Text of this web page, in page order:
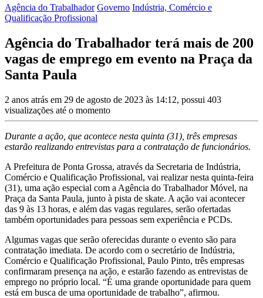
Agência do Trabalhador Governo Indústria, Comércio e
Qualificação Profissional
Agência do Trabalhador terá mais de 200
vagas de emprego em evento na Praça da
Santa Paula
2 anos atrás em 29 de agosto de 2023 às 14:12, possui 403
visualizações até o momento
Durante a ação, que acontece nesta quinta (31), três empresas
estarão realizando entrevistas para a contratação de funcionários.
A Prefeitura de Ponta Grossa, através da Secretaria de Indústria,
Comércio e Qualificação Profissional, vai realizar nesta quinta-feira
(31), uma ação especial com a Agência do Trabalhador Móvel, na
Praça da Santa Paula, junto à pista de skate. A ação vai acontecer
das 9 às 13 horas, e além das vagas regulares, serão ofertadas
também oportunidades para pessoas sem experiência e PCDs.
Algumas vagas que serão oferecidas durante o evento são para
contratação imediata. De acordo com o secretário de Indústria,
Comércio e Qualificação Profissional, Paulo Pinto, três empresas
confirmaram presença na ação, e estarão fazendo as entrevistas de
emprego no próprio local. “É uma grande oportunidade para quem
está em busca de uma oportunidade de trabalho”, afirmou.